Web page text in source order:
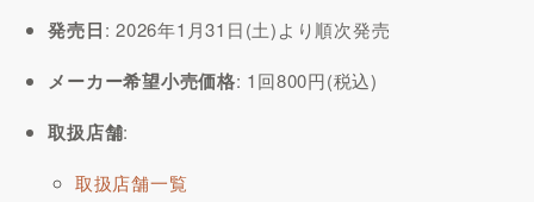
発売日: 2026年1月31日(土)より順次発売
メーカー希望小売価格: 1回800円(税込)
取扱店舗:
取扱店舗一覧